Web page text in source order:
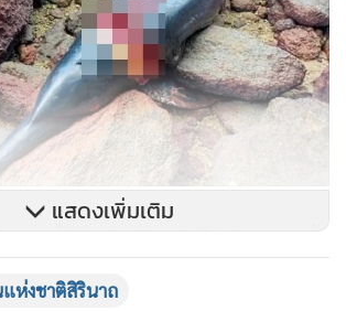
ยานฯ ได้เร่งตรวจสอบและติดตามพยานหลัก
บผลการชันสูตร เพื่อแจ้งดำเนินคดีตาม
ลมาลายจุด เป็นสัตว์คุ้มครองตาม
แสดงเพิ่มเติม
ห่งชาติสิรินาถ